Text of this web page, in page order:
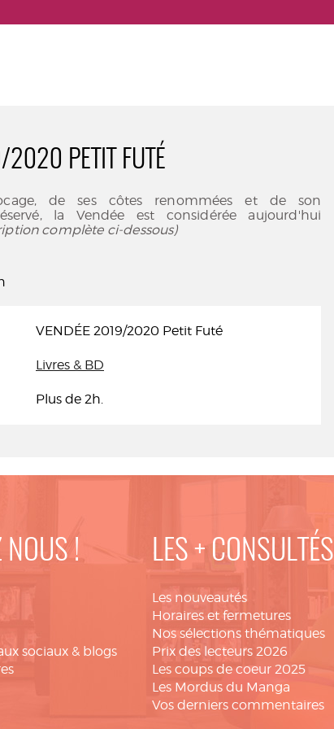
PETIT FUTÉ
de ses côtes renommées et de son
la Vendée est considérée aujourd'hui
complète ci-dessous)
VENDÉE 2019/2020 Petit Futé
Livres & BD
Plus de 2h.
NOUS !
sociaux & blogs
LES + CONSULTÉS
Les nouveautés
Horaires et fermetures
Nos sélections thématiques
Prix des lecteurs 2026
Les coups de coeur 2025
Les Mordus du Manga
Vos derniers commentaires